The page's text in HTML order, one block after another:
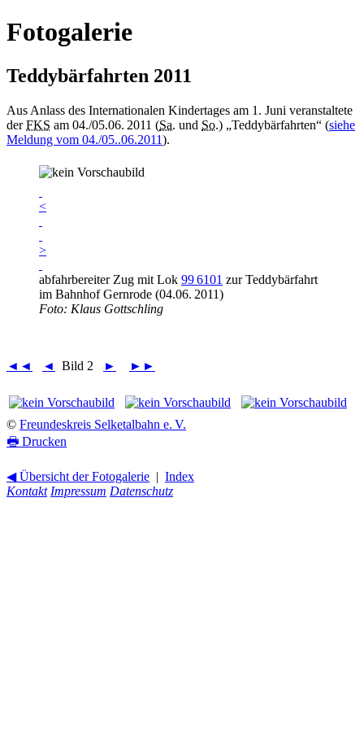
Fotogalerie
Teddybärfahrten 2011
Aus Anlass des Internationalen Kindertages am 1. Juni veranstaltete
derFKS am 04./05.06. 2011 (Sa. und So.) „Teddybärfahrten“ (siehe
Meldung vom 04./05..06.2011).
<
>
abfahrbereiter Zug mit Lok 99 6101 zur Teddybärfahrt
im Bahnhof Gernrode (04.06. 2011)
Foto: Klaus Gottschling
◄◄ ◄ Bild 2 ► ►►
© Freundeskreis Selketalbahn e. V.
🖶 Drucken
◀ Übersicht der Fotogalerie | Index
Kontakt Impressum Datenschutz